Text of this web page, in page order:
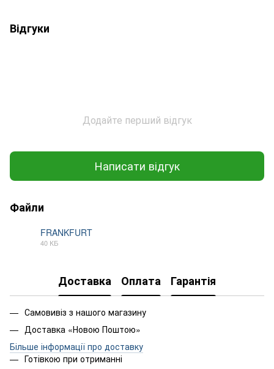
Відгуки
Додайте перший відгук
Написати відгук
Файли
FRANKFURT
40 КБ
Доставка Оплата Гарантія
Самовивіз з нашого магазину
Доставка «Новою Поштою»
Більше інформації про доставку
Готівкою при отриманні